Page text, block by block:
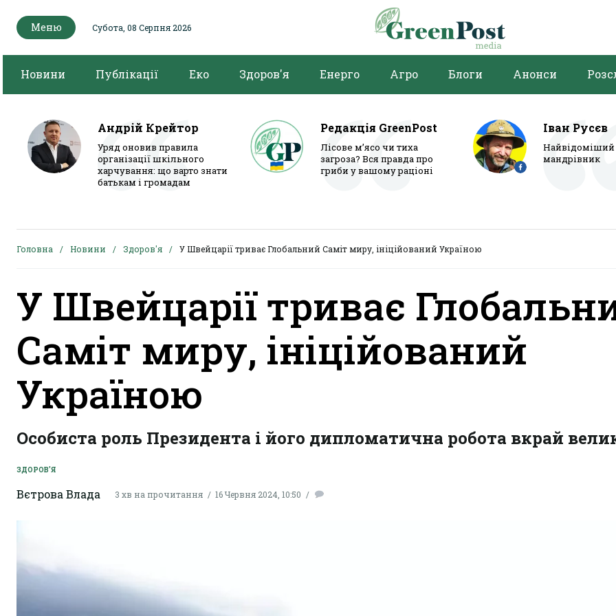
Меню Субота, 08 Серпня 2026
Новини Публікації Еко Здоров'я Енерго Агро Блоги Анонси
Андрій Крейтор
Уряд оновив правила
організації шкільного
харчування: що варто знати
батькам і громадам
Редакція GreenPost
Лісове м’ясо чи тиха
загроза? Вся правда про
гриби у вашому раціоні
Іван Русєв
мандрівник
Головна Новини Здоров'я У Швейцарії триває Глобальний Саміт миру, ініційований Україною
У Швейцарії триває
Саміт миру, ініційований
Україною
Особиста роль Президента і його дипломатична робота вкрай
ЗДОРОВ'Я
Вєтрова Влада 3 хв на прочитання 16 Червня 2024, 10:50